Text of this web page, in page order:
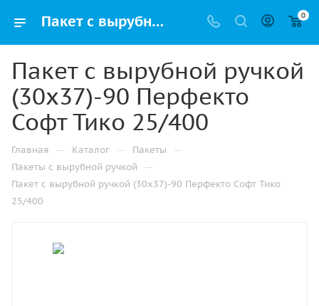
Пакет с вырубной ручкой (30х37)-90 Перфекто Софт Тико 25/400 купить в Ижевске с доставкой оптом и в розницу 0
Пакет с вырубной ручкой
(30х37)-90 Перфекто
Софт Тико 25/400
Главная — Каталог — Пакеты —
Пакеты с вырубной ручкой —
Пакет с вырубной ручкой (30х37)-90 Перфекто Софт Тико
25/400